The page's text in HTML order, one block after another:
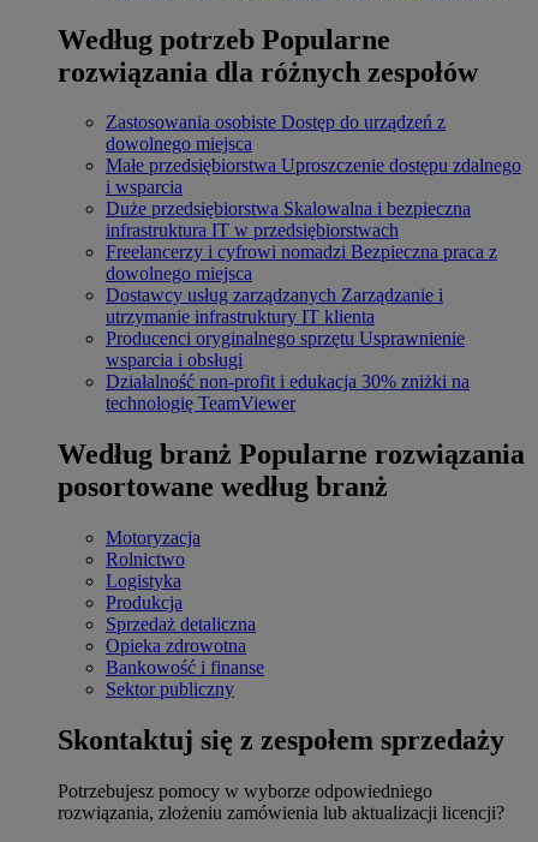
Według potrzeb Popularne
rozwiązania dla różnych zespołów
Zastosowania osobiste Dostęp do urządzeń z
dowolnego miejsca
Małe przedsiębiorstwa Uproszczenie dostępu zdalnego
i wsparcia
Duże przedsiębiorstwa Skalowalna i bezpieczna
infrastruktura IT w przedsiębiorstwach
Freelancerzy i cyfrowi nomadzi Bezpieczna praca z
dowolnego miejsca
Dostawcy usług zarządzanych Zarządzanie i
utrzymanie infrastruktury IT klienta
Producenci oryginalnego sprzętu Usprawnienie
wsparcia i obsługi
Działalność non-profit i edukacja 30% zniżki na
technologię TeamViewer
Według branż Popularne rozwiązania
posortowane według branż
Motoryzacja
Rolnictwo
Logistyka
Produkcja
Sprzedaż detaliczna
Opieka zdrowotna
Bankowość i finanse
Sektor publiczny
Skontaktuj się z zespołem sprzedaży
Potrzebujesz pomocy w wyborze odpowiedniego
rozwiązania, złożeniu zamówienia lub aktualizacji licencji?